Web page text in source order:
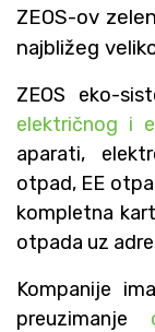
ZEOS-ov
najbližeg
ZEOS eko-
električnog i
aparati,
otpad, EE
kompletna
otpada uz
Kompanije
preuzimanje